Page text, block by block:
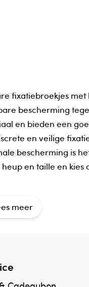
fixatiebroekjes
bescherming
en bieden een
en veilige
bescherming is
en taille en kies
een goede
voor de
om de maat aan te
meer